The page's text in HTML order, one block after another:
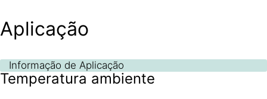
Aplicação
Informação de Aplicação
Temperatura ambiente